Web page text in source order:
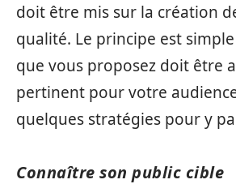
doit être mis sur la création
qualité. Le principe est
que vous proposez doit être
pertinent pour votre
quelques stratégies pour y
Connaître son public cible